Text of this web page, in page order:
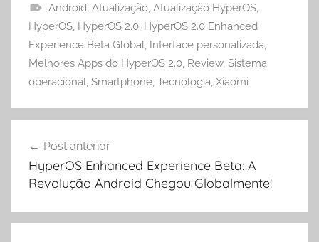
Android, Atualização, Atualização HyperOS,
HyperOS, HyperOS 2.0, HyperOS 2.0 Enhanced
Experience Beta Global, Interface personalizada,
Melhores Apps do HyperOS 2.0, Review, Sistema
operacional, Smartphone, Tecnologia, Xiaomi
de
Post
Post anterior
HyperOS Enhanced Experience Beta: A
Revolução Android Chegou Globalmente!